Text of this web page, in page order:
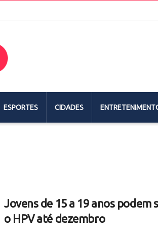
ESPORTES CIDADES
Jovens de 15 a 19 anos podem
o HPV até dezembro